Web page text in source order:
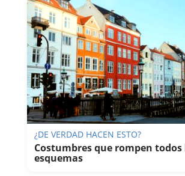
¿DE VERDAD HACEN ESTO?
Costumbres que rompen todos
esquemas